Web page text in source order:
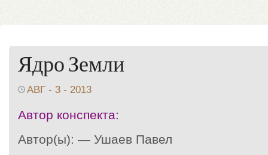
Ядро Земли
АВГ - 3 - 2013
Автор конспекта:
Автор(ы): — Ушаев Павел